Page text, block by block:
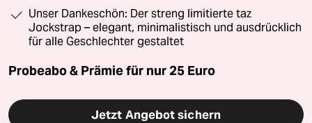
Unser Dankeschön: Der streng limitierte taz
Jockstrap – elegant, minimalistisch und ausdrücklich
für alle Geschlechter gestaltet
Probeabo & Prämie für nur 25 Euro
Jetzt Angebot sichern